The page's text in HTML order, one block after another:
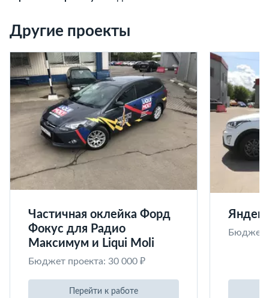
Другие проекты
Частичная оклейка Форд
Фокус для Радио
Максимум и Liqui Moli
Бюджет проекта: 30 000 ₽
Перейти к работе
Бюджет